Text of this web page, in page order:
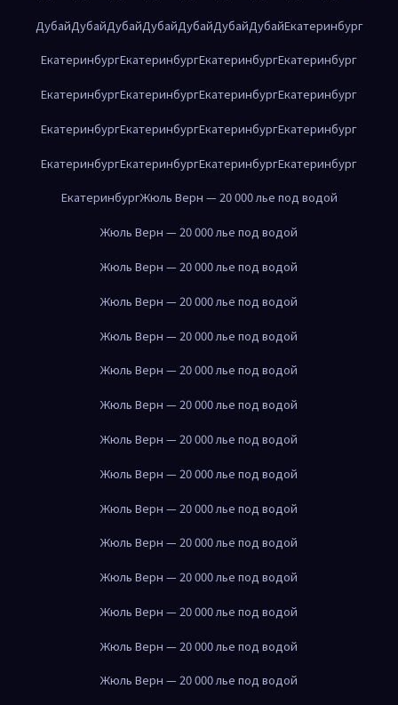
ДубайДубайДубайДубайДубайДубайДубайЕкатеринбург
ЕкатеринбургЕкатеринбургЕкатеринбургЕкатеринбург
ЕкатеринбургЕкатеринбургЕкатеринбургЕкатеринбург
ЕкатеринбургЕкатеринбургЕкатеринбургЕкатеринбург
ЕкатеринбургЕкатеринбургЕкатеринбургЕкатеринбург
ЕкатеринбургЖюль Верн — 20 000 лье под водой
Жюль Верн — 20 000 лье под водой
Жюль Верн — 20 000 лье под водой
Жюль Верн — 20 000 лье под водой
Жюль Верн — 20 000 лье под водой
Жюль Верн — 20 000 лье под водой
Жюль Верн — 20 000 лье под водой
Жюль Верн — 20 000 лье под водой
Жюль Верн — 20 000 лье под водой
Жюль Верн — 20 000 лье под водой
Жюль Верн — 20 000 лье под водой
Жюль Верн — 20 000 лье под водой
Жюль Верн — 20 000 лье под водой
Жюль Верн — 20 000 лье под водой
Жюль Верн — 20 000 лье под водой